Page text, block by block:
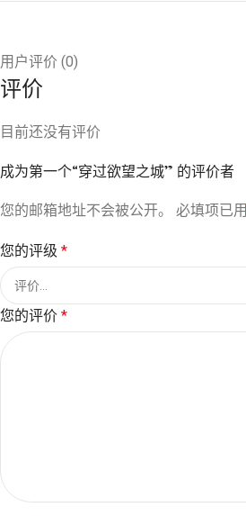
用户评价 (0)
评价
目前还没有评价
成为第一个“穿过欲望之城” 的评价者
您的邮箱地址不会被公开。 必填项已用
您的评级 *
您的评价 *